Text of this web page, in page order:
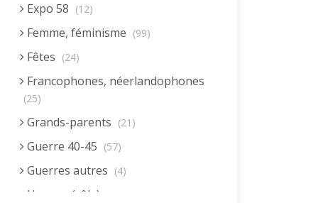
Expo 58 (12)
Femme, féminisme (99)
Fêtes (24)
Francophones, néerlandophones
(25)
Grands-parents (21)
Guerre 40-45 (57)
Guerres autres (4)
Homme (rôle)